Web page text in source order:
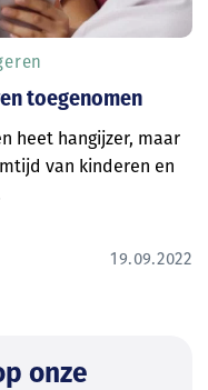
toegenomen
heet hangijzer, maar
van kinderen en
19.09.2022
onze